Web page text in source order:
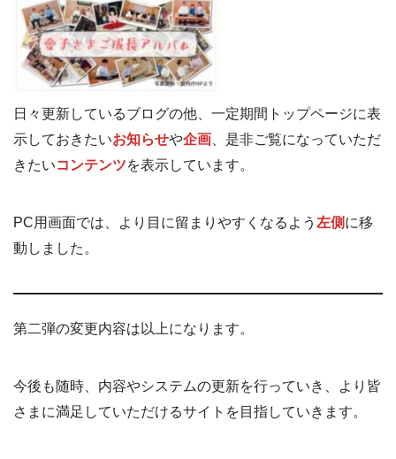
日々更新しているブログの他、一定期間トップページに表
示しておきたいお知らせや企画 、是非ご覧になっていただ
きたいコンテンツを表示しています。
PC用画面では、より目に留まりやすくなるよう 左側 に移
動しました。
第二弾の変更内容は以上になります。
今後も随時、内容やシステムの更新を行っていき、より皆
さまに満足していただけるサイトを目指していきます。